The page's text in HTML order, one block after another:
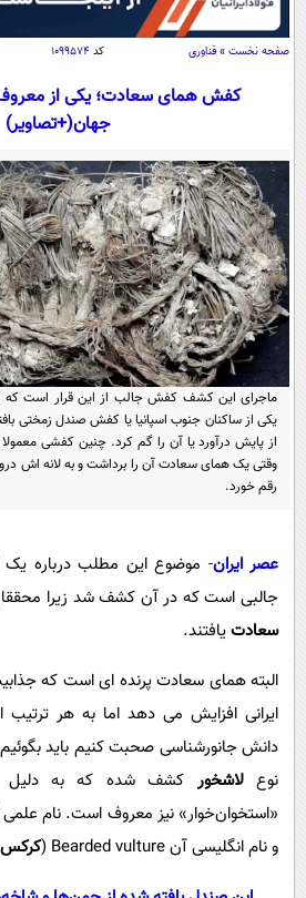
سیاسی
اقتصاد
خودرو
جامعه
اجتماعی
حوادث
سلامت
یک برش دانایی
محیط زیست
سفر و تفریح
ورزشی
بین الملل
سیاست خارجی
فرهنگ و هنر
علم و دانش
فناوری و It
علمی
اخبار کریپتو
قرآن
گوناگون
سرگرمی
باشگاه مغز
مجله تصویری سلاح
فیلم
اقتصاد
ورزش
سیاست
گوناگون
محیط زیست
سلامت
فرهنگی
بین الملل
اجتماعی
عصر ایران 2
خواندنی ها و دیدنی ها
داستان کوتاه
آموزش زبان
صفحه نخست » فناوری کد۱۰۹۹۵۷۴
کفش همای سعادت؛ یکی از
جهان(+تصاویر)
ماجرای این کشف کفش جالب از این قرار است
یکی از ساکنان جنوب اسپانیا یا کفش صندل زمختی
از پایش درآورد یا آن را گم کرد. چنین کفشی
وقتی یک همای سعادت آن را برداشت و به لانه ‌اش
رقم خورد.
عصر ایران
جالبی است که در آن کشف شد زیرا
سعادتیافتند.
البته همای سعادت پرنده ای است که
ایرانی افزایش می دهد اما به هر ترتیب
دانش جانورشناسی صحبت کنیم باید
نوعلاشخور کشف شده که به دلیل
و نام انگلیسی آن Bearded vulture (